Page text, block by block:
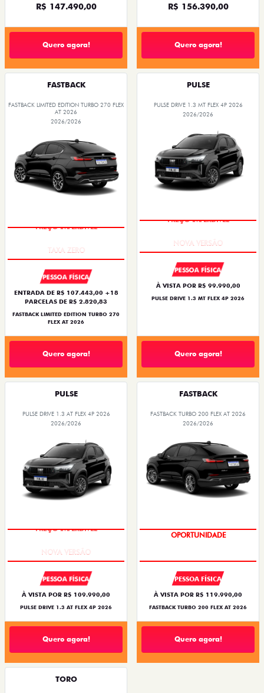
R$ 147.490,00
Quero agora!
R$ 156.390,00
Quero agora!
FASTBACK
FASTBACK LIMITED EDITION TURBO 270 FLEX
AT 2026
2026/2026
PREÇO IMPERDÍVEL
PESSOA FÍSICA
ENTRADA DE R$ 107.443,00 +18
PARCELAS DE R$ 2.820,83
FASTBACK LIMITED EDITION TURBO 270
FLEX AT 2026
Quero agora!
PULSE
PULSE DRIVE 1.3 MT FLEX 4P 2026
2026/2026
PREÇO IMPERDÍVEL
PESSOA FÍSICA
À VISTA POR R$ 99.990,00
PULSE DRIVE 1.3 MT FLEX 4P 2026
Quero agora!
PULSE
PULSE DRIVE 1.3 AT FLEX 4P 2026
2026/2026
PREÇO IMPERDÍVEL
PESSOA FÍSICA
À VISTA POR R$ 109.990,00
PULSE DRIVE 1.3 AT FLEX 4P 2026
Quero agora!
FASTBACK
FASTBACK TURBO 200 FLEX AT 2026
2026/2026
OPORTUNIDADE
PESSOA FÍSICA
À VISTA POR R$ 119.990,00
FASTBACK TURBO 200 FLEX AT 2026
Quero agora!
TORO